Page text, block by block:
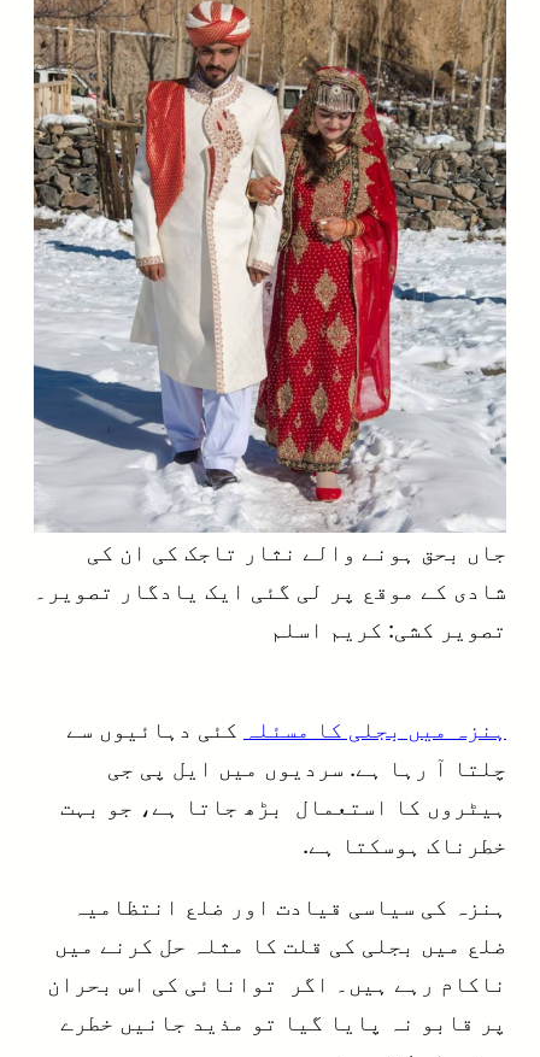
جاں بحق ہونے والے نثار تاجک کی ان کی
شادی کے موقع پر لی گئی ایک یادگار تصویر۔
تصویر کشی: کریم اسلم
ہنزہ میں بجلی کا مسئلہ کئی دہائیوں سے
چلتا آ رہا ہے. سردیوں میں ایل پی جی
ہیٹروں کا استعمال بڑھ جاتا ہے، جو بہت
خطرناک ہوسکتا ہے.
ہنزہ کی سیاسی قیادت اور ضلع انتظامیہ
ضلع میں بجلی کی قلت کا مثلہ حل کرنے میں
ناکام رہے ہیں۔ اگر توانائی کی اس بحران
پر قابو نہ پایا گیا تو مذید جانیں خطرے